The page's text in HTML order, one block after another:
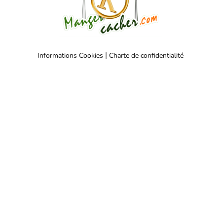
Informations Cookies | Charte de confidentialité